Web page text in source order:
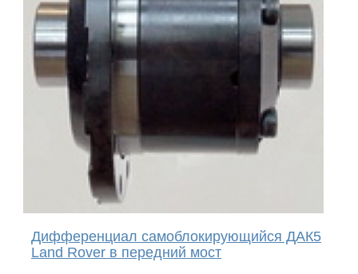
Дифференциал самоблокирующийся ДАК5
Land Rover в передний мост